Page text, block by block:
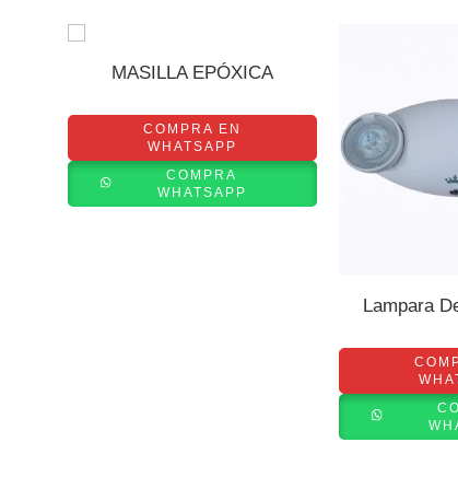
MASILLA EPÓXICA
COMPRA EN
WHATSAPP
COMPRA
WHATSAPP
Lampara